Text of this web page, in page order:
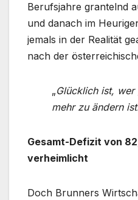
Berufsjahre grantelnd
und danach im
jemals in der Realität
nach der
„Glücklich ist, wer
mehr zu ändern
Gesamt-Defizit von
verheimlicht
Doch Brunners